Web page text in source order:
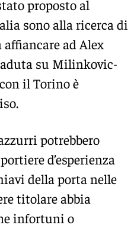
proposto al
sono alla ricerca di
ad Alex
su Milinkovic-
il Torino è
potrebbero
d’esperienza
della porta nelle
titolare abbia
infortuni o